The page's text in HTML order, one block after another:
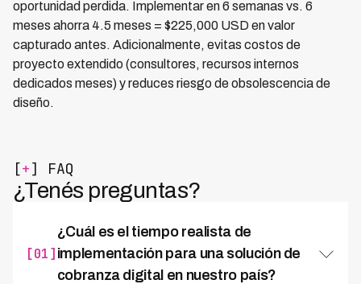
oportunidad perdida. Implementar en 6 semanas vs. 6
meses ahorra 4.5 meses = $225,000 USD en valor
capturado antes. Adicionalmente, evitas costos de
proyecto extendido (consultores, recursos internos
dedicados meses) y reduces riesgo de obsolescencia de
diseño.
[+] FAQ
¿Tenés preguntas?
[01]
¿Cuál es el tiempo realista de
implementación para una solución de
cobranza digital en nuestro país?